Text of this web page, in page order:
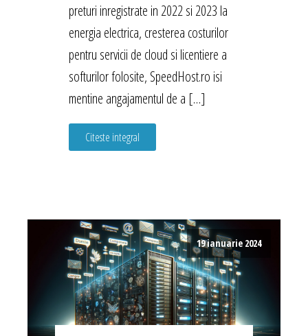
preturi inregistrate in 2022 si 2023 la
energia electrica, cresterea costurilor
pentru servicii de cloud si licentiere a
softurilor folosite, SpeedHost.ro isi
mentine angajamentul de a […]
Citeste integral
19 ianuarie 2024